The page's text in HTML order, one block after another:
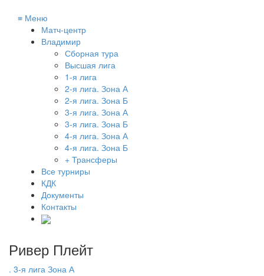
≡ Меню
Матч-центр
Владимир
Сборная тура
Высшая лига
1-я лига
2-я лига. Зона А
2-я лига. Зона Б
3-я лига. Зона А
3-я лига. Зона Б
4-я лига. Зона А
4-я лига. Зона Б
+ Трансферы
Все турниры
КДК
Документы
Контакты
Ривер Плейт
. 3-я лига Зона А